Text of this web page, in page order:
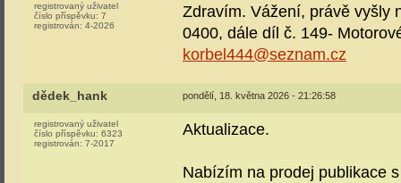
registrovaný uživatel
číslo příspěvku: 7
registrován: 4-2026
Zdravím. Vážení, právě vyšly
0400, dále díl č. 149-
korbel444@seznam.cz
dědek_hank pondělí, 18. května 2026 - 21:26:58
registrovaný uživatel
číslo příspěvku: 6323
registrován: 7-2017
Aktualizace.
Nabízím na prodej publikace